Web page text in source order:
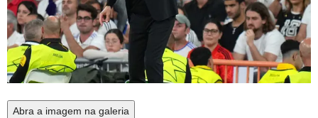
Abra a imagem na galeria